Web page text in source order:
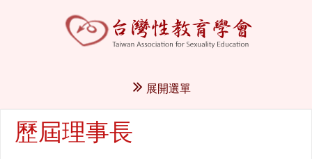
展開選單
歷屆理事長